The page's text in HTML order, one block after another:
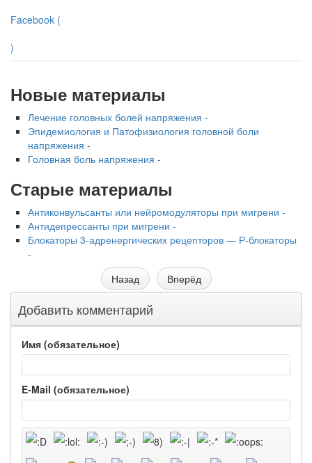
Facebook (
)
Новые материалы
Лечение головных болей напряжения -
Эпидемиология и Патофизиология головной боли
напряжения -
Головная боль напряжения -
Старые материалы
Антиконвульсанты или нейромодуляторы при мигрени -
Антидепрессанты при мигрени -
Блокаторы 3-адренергических рецеп­торов — Р-блокаторы
-
Назад
Вперёд
Добавить комментарий
Имя (обязательное)
E-Mail (обязательное)